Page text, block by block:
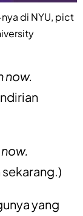
di NYU, pict
now.
yang